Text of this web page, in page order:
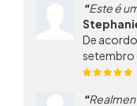
Este é
De
setembro